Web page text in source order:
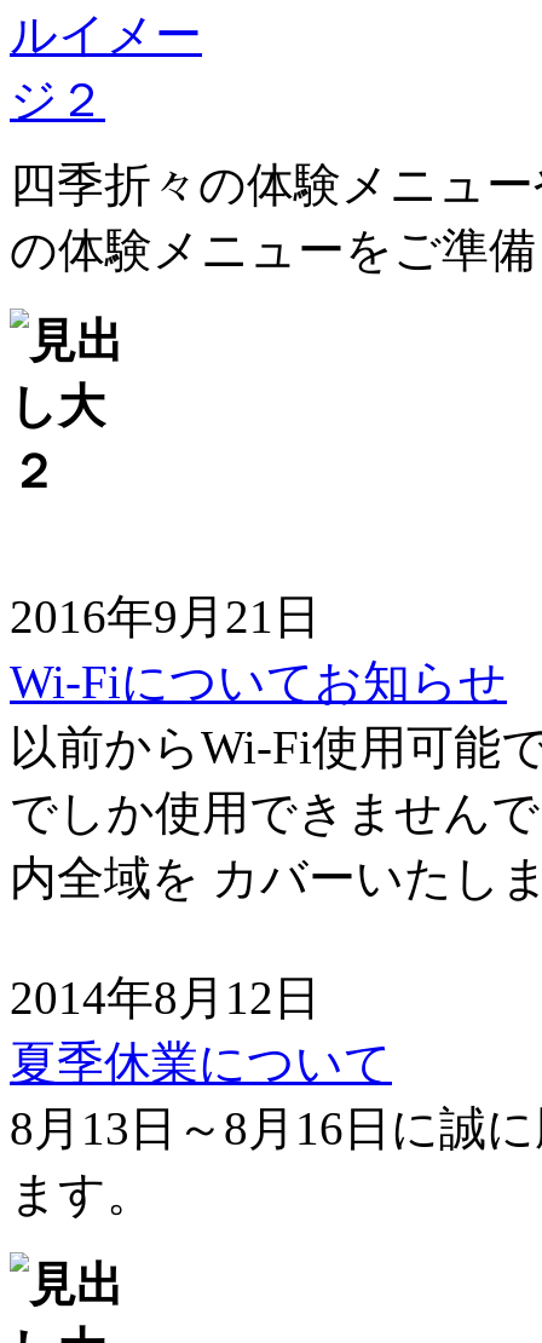
四季折々の体験メニュ
の体験メニューをご準
2016年9月21日
Wi-Fiについてお知らせ
以前からWi-Fi使用可能
でしか使用できません
内全域を カバーいたし
2014年8月12日
夏季休業について
8月13日～8月16日に誠
ます。